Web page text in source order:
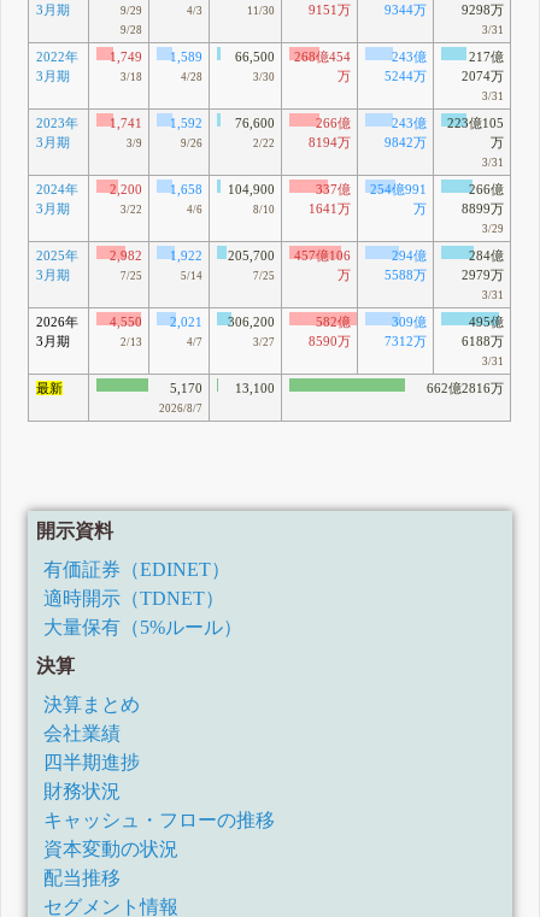
3月期
9/29
9/28
4/3 11/30
9151万
9344万
9298万
3/31
2022年
3月期
1,749
3/18
1,589
4/28
66,500
3/30
268億454
万
243億
5244万
217億
2074万
3/31
2023年
3月期
1,741
3/9
1,592
9/26
76,600
2/22
266億
8194万
243億
9842万
223億105
万
3/31
2024年
3月期
2,200
3/22
1,658
4/6
104,900
8/10
337億
1641万
254億991
万
266億
8899万
3/29
2025年
3月期
2,982
7/25
1,922
5/14
205,700
7/25
457億106
万
294億
5588万
284億
2979万
3/31
2026年
3月期
4,550
2/13
2,021
4/7
306,200
3/27
582億
8590万
309億
7312万
495億
6188万
3/31
最新 5,170
2026/8/7
13,100 662億2816万
開示資料
有価証券（EDINET）
適時開示（TDNET）
大量保有（5%ルール）
決算
決算まとめ
会社業績
四半期進捗
財務状況
キャッシュ・フローの推移
資本変動の状況
配当推移
セグメント情報